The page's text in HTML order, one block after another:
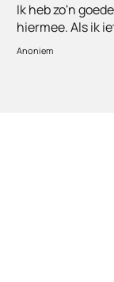
Ik heb zo'n
hiermee. Als ik
vul ik een
Anoniem